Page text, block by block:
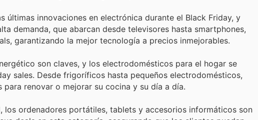
últimas innovaciones en electrónica durante el Black Friday, y
demanda, que abarcan desde televisores hasta smartphones,
garantizando la mejor tecnología a precios inmejorables.
son claves, y los electrodomésticos para el hogar se
sales. Desde frigoríficos hasta pequeños electrodomésticos,
renovar o mejorar su cocina y su día a día.
los ordenadores portátiles, tablets y accesorios informáticos son